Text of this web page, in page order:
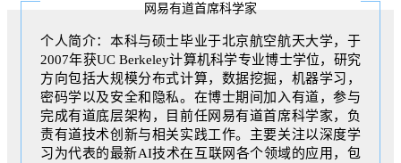
网易有道首席科学家
个人简介：本科与硕士毕业于北京航空航天大学，于
2007年获UC Berkeley计算机科学专业博士学位，研究
方向包括大规模分布式计算，数据挖掘，机器学习，
密码学以及安全和隐私。在博士期间加入有道，参与
完成有道底层架构，目前任网易有道首席科学家，负
责有道技术创新与相关实践工作。主要关注以深度学
习为代表的最新AI技术在互联网各个领域的应用，包